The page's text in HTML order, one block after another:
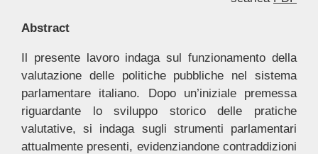
Abstract
Il presente lavoro indaga sul funzionamento della
valutazione delle politiche pubbliche nel sistema
parlamentare italiano. Dopo un’iniziale premessa
riguardante lo sviluppo storico delle pratiche
valutative, si indaga sugli strumenti parlamentari
attualmente presenti, evidenziandone contraddizioni